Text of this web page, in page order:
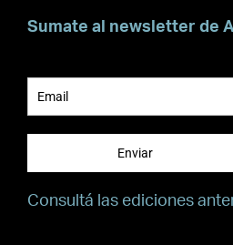
Sumate al newsletter de
Suscribite para recibir
Enviar
Consultá las ediciones